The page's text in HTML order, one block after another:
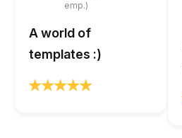
emp.)
A world of
templates :)